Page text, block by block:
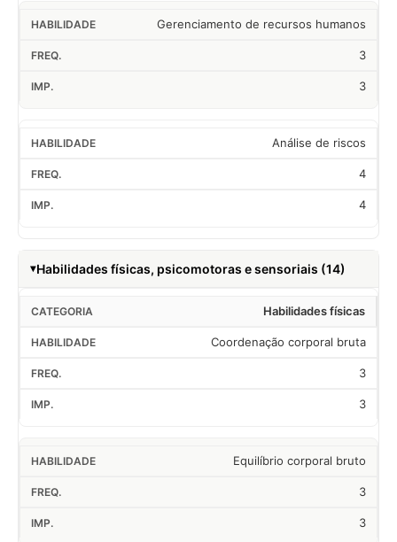
Gerenciamento de recursos humanos
3
3
Análise de riscos
4
4
Habilidades físicas, psicomotoras e sensoriais (14)
Habilidades físicas
Coordenação corporal bruta
3
3
Equilíbrio corporal bruto
3
3